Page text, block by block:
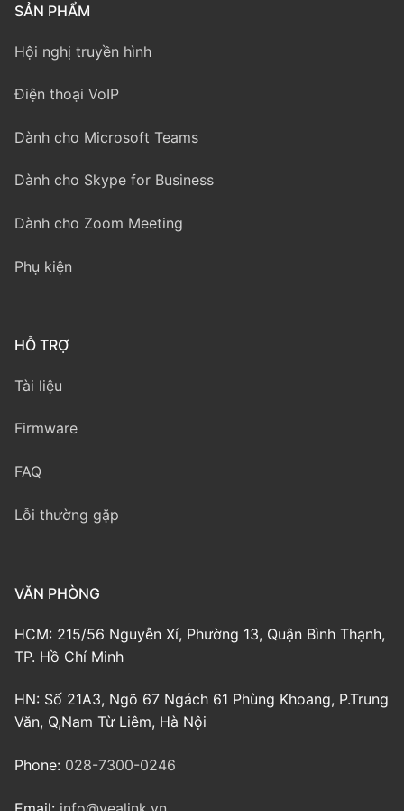
SẢN PHẨM
Hội nghị truyền hình
Điện thoại VoIP
Dành cho Microsoft Teams
Dành cho Skype for Business
Dành cho Zoom Meeting
Phụ kiện
HỖ TRỢ
Tài liệu
Firmware
FAQ
Lỗi thường gặp
VĂN PHÒNG
HCM: 215/56 Nguyễn Xí, Phường 13, Quận Bình Thạnh,
TP. Hồ Chí Minh
HN: Số 21A3, Ngõ 67 Ngách 61 Phùng Khoang, P.Trung
Văn, Q,Nam Từ Liêm, Hà Nội
Phone: 028-7300-0246